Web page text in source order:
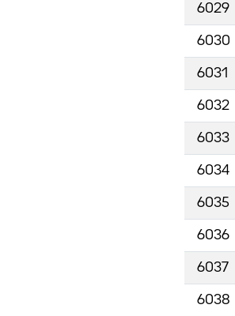
6029
6030
6031
6032
6033
6034
6035
6036
6037
6038